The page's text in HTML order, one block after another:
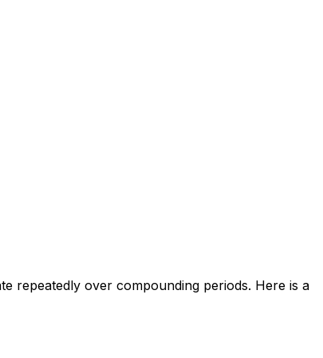
repeatedly over compounding periods. Here is a